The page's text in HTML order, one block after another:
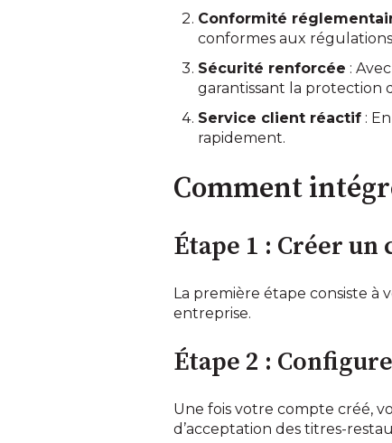
Conformité
conformes aux
Sécurité renforcée :
garantissant la protection
Service client réactif :
rapidement.
Comment
Étape 1 : Créer un
La première étape consiste à
entreprise.
Étape 2 :
Une fois votre compte créé,
d’acceptation des titres-